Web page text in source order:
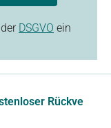
DSGVO ein
Rückversand